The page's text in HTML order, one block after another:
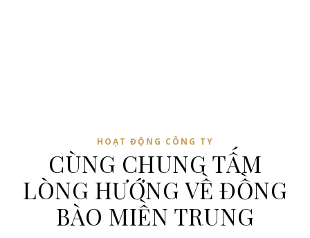
HOẠT ĐỘNG CÔNG TY
CÙNG CHUNG TẤM
LÒNG HƯỚNG VỀ ĐỒNG
BÀO MIỀN TRUNG